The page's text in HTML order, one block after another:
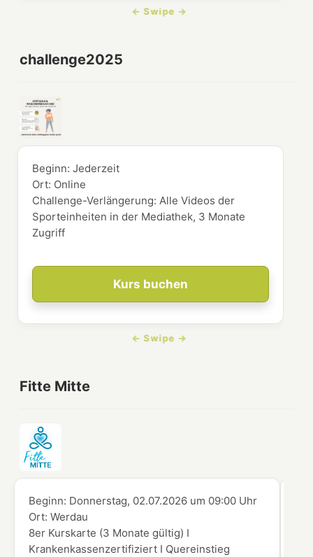
challenge2025
Kurs buchen
Beginn:Jederzeit
Ort: Online
Challenge-Verlängerung: Alle Videos der
Sporteinheiten in der Mediathek, 3 Monate
Zugriff
Fitte Mitte
Beginn: Donnerstag, 02.07.2026 um 09:00 Uhr
Ort:Werdau
8er Kurskarte (3 Monate gültig) I
Krankenkassenzertifiziert I Quereinstieg